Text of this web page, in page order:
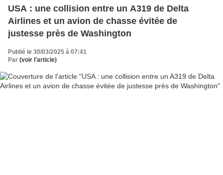
USA : une collision entre un A319 de Delta
Airlines et un avion de chasse évitée de
justesse près de Washington
Publié le 30/03/2025 à 07:41
Par (voir l'article)